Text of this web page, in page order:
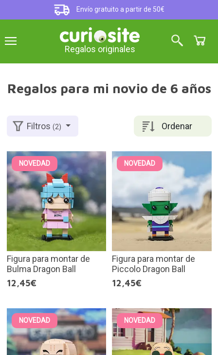
Envío gratuito a partir de 50€
Regalos originales
Regalos para mi novio de 6 años
Ordenar
Filtros(2)
NOVEDAD
Figura para montar de
Bulma Dragon Ball
12,45€
NOVEDAD
Figura para montar de
Piccolo Dragon Ball
12,45€
NOVEDAD NOVEDAD